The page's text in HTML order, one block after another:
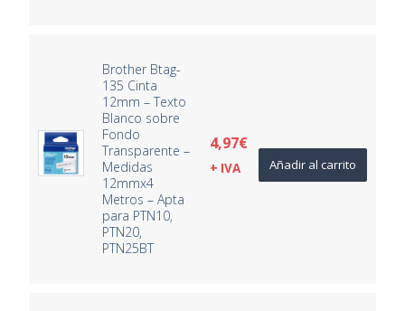
Brother Btag-
135 Cinta
12mm – Texto
Blanco sobre
Fondo
Transparente –
Medidas
12mmx4
Metros – Apta
para PTN10,
PTN20,
PTN25BT
4,97€
+ IVA Añadir al carrito